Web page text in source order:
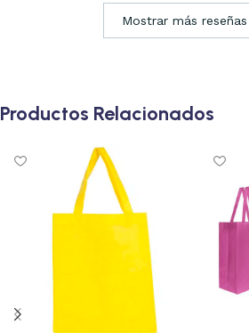
Mostrar más reseñas
Productos Relacionados